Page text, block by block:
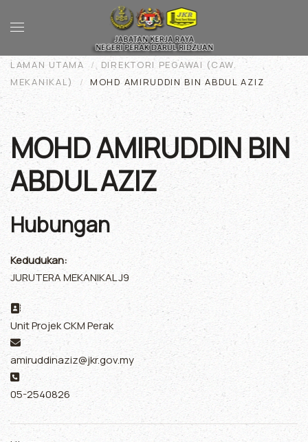
Skip to main content
LAMAN UTAMA
DIREKTORI PEGAWAI (CAW.
MEKANIKAL)
MOHD AMIRUDDIN BIN ABDUL AZIZ
MOHD AMIRUDDIN BIN
ABDUL AZIZ
Hubungan
Kedudukan:
JURUTERA MEKANIKAL J9
Alamat:
Unit Projek CKM Perak
E-mel:
amiruddinaziz@jkr.gov.my
Telefon:
05-2540826